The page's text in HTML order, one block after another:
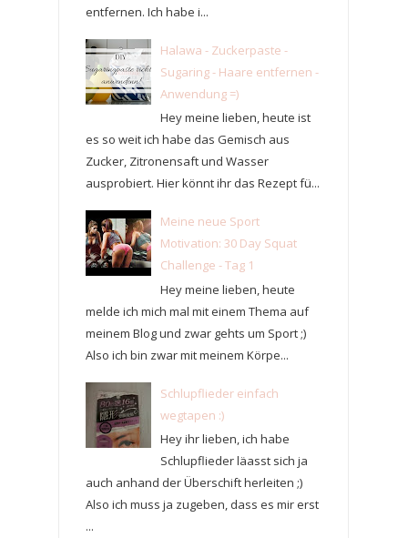
entfernen. Ich habe i...
Halawa - Zuckerpaste -
Sugaring - Haare entfernen -
Anwendung =)
Hey meine lieben, heute ist
es so weit ich habe das Gemisch aus
Zucker, Zitronensaft und Wasser
ausprobiert. Hier könnt ihr das Rezept fü...
Meine neue Sport
Motivation: 30 Day Squat
Challenge - Tag 1
Hey meine lieben, heute
melde ich mich mal mit einem Thema auf
meinem Blog und zwar gehts um Sport ;)
Also ich bin zwar mit meinem Körpe...
Schlupflieder einfach
wegtapen :)
Hey ihr lieben, ich habe
Schlupflieder läasst sich ja
auch anhand der Überschift herleiten ;)
Also ich muss ja zugeben, dass es mir erst
...